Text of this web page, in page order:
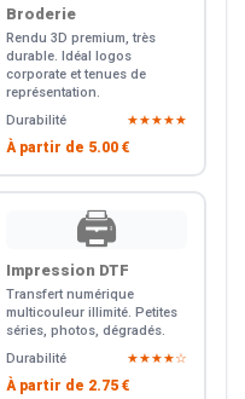
Broderie
Rendu 3D premium, très
durable. Idéal logos
corporate et tenues de
représentation.
Durabilité
★★★★★
À partir de 5.00 €
🖨️
Impression DTF
Transfert numérique
multicouleur illimité. Petites
séries, photos, dégradés.
Durabilité
★★★★☆
À partir de 2.75 €